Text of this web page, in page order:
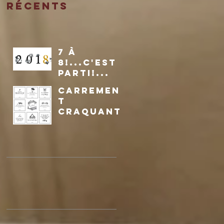
Récents
7 à
8!...C'EST
PARTI!...
CARREMEN
T
CRAQUANT